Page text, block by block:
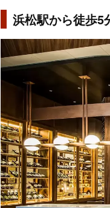
浜松駅から徒歩5